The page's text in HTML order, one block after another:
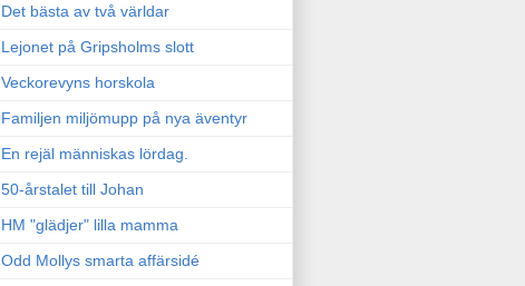
Det bästa av två världar
Lejonet på Gripsholms slott
Veckorevyns horskola
Familjen miljömupp på nya äventyr
En rejäl människas lördag.
50-årstalet till Johan
HM "glädjer" lilla mamma
Odd Mollys smarta affärsidé